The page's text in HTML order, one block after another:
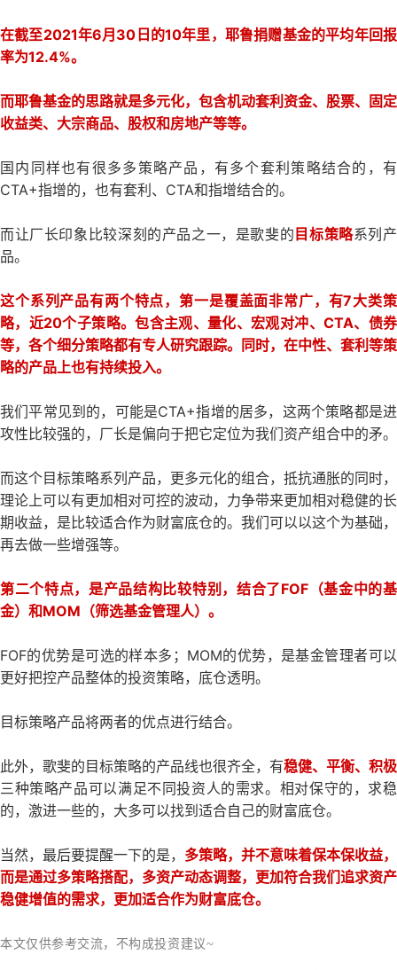
在截至2021年6月30日的10年里，耶鲁捐赠基金的平均年回报
率为12.4%。
而耶鲁基金的思路就是多元化，包含机动套利资金、股票、固定
收益类、大宗商品、股权和房地产等等。
国内同样也有很多多策略产品，有多个套利策略结合的，有
CTA+指增的，也有套利、CTA和指增结合的。
而让厂长印象比较深刻的产品之一，是歌斐的目标策略系列产
品。
这个系列产品有两个特点，第一是覆盖面非常广，有7大类策
略，近20个子策略。包含主观、量化、宏观对冲、CTA、债券
等，各个细分策略都有专人研究跟踪。同时，在中性、套利等策
略的产品上也有持续投入。
我们平常见到的，可能是CTA+指增的居多，这两个策略都是进
攻性比较强的，厂长是偏向于把它定位为我们资产组合中的矛。
而这个目标策略系列产品，更多元化的组合，抵抗通胀的同时，
理论上可以有更加相对可控的波动，力争带来更加相对稳健的长
期收益，是比较适合作为财富底仓的。我们可以以这个为基础，
再去做一些增强等。
第二个特点，是产品结构比较特别，结合了FOF（基金中的基
金）和MOM（筛选基金管理人）。
FOF的优势是可选的样本多；MOM的优势，是基金管理者可以
更好把控产品整体的投资策略，底仓透明。
目标策略产品将两者的优点进行结合。
此外，歌斐的目标策略的产品线也很齐全，有稳健、平衡、积极
三种策略产品可以满足不同投资人的需求。相对保守的，求稳
的，激进一些的，大多可以找到适合自己的财富底仓。
当然，最后要提醒一下的是， 多策略，并不意味着保本保收益，
而是通过多策略搭配，多资产动态调整，更加符合我们追求资产
稳健增值的需求，更加适合作为财富底仓。
本文仅供参考交流，不构成投资建议~